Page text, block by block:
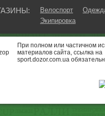
Велоспорт
Экипировка
При полном или частичном
материалов сайта, ссылка на
sport.dozor.com.ua